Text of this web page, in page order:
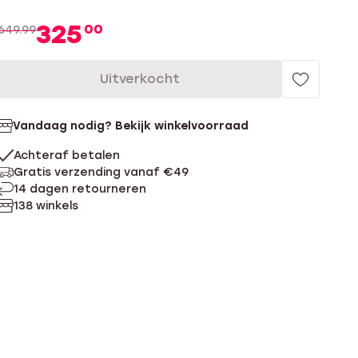
325 00
Uitverkocht
Vandaag nodig? Bekijk winkelvoorraad
Achteraf betalen
Gratis verzending vanaf €49
14 dagen retourneren
138 winkels